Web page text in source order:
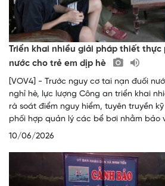
Triển khai nhiều giải pháp thiết thực
nước cho trẻ em dịp hè
[VOV4] - Trước nguy cơ tai nạn đuối
nghỉ hè, lực lượng Công an triển khai
rà soát điểm nguy hiểm, tuyên truyền
phối hợp quản lý các bể bơi nhằm bảo
10/06/2026